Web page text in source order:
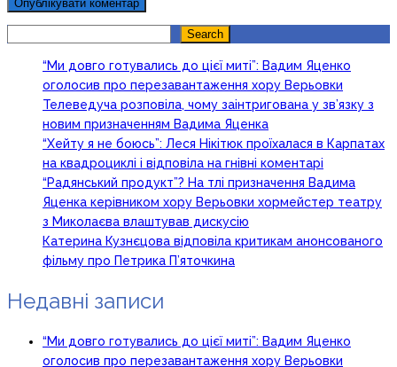
Search
“Ми довго готувались до цієї миті”: Вадим Яценко
оголосив про перезавантаження хору Верьовки
Телеведуча розповіла, чому заінтригована у зв’язку з
новим призначенням Вадима Яценка
“Хейту я не боюсь”: Леся Нікітюк проїхалася в Карпатах
на квадроциклі і відповіла на гнівні коментарі
“Радянський продукт”? На тлі призначення Вадима
Яценка керівником хору Верьовки хормейстер театру
з Миколаєва влаштував дискусію
Катерина Кузнєцова відповіла критикам анонсованого
фільму про Петрика П’яточкина
Недавні записи
“Ми довго готувались до цієї миті”: Вадим Яценко
оголосив про перезавантаження хору Верьовки